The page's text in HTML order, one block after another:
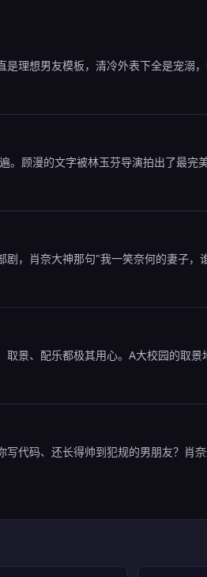
理想男友模板，清冷外表下全是宠溺
。顾漫的文字被林玉芬导演拍出了最完
，肖奈大神那句"我一笑奈何的妻子，
景、配乐都极其用心。A大校园的取景
代码、还长得帅到犯规的男朋友？肖奈